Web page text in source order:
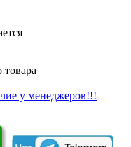
у менеджеров!!!